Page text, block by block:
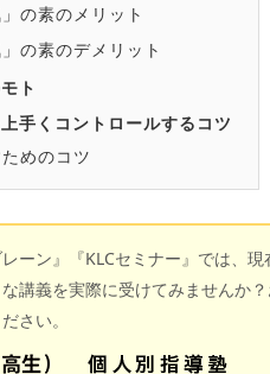
の素のメリット
の素のデメリット
ト
手くコントロールするコツ
めのコツ
ーン』『KLCセミナー』では、現
講義を実際に受けてみませんか
さい。